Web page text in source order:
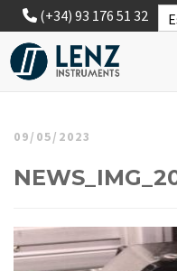
(+34) 93 176 51 32
09/05/2023